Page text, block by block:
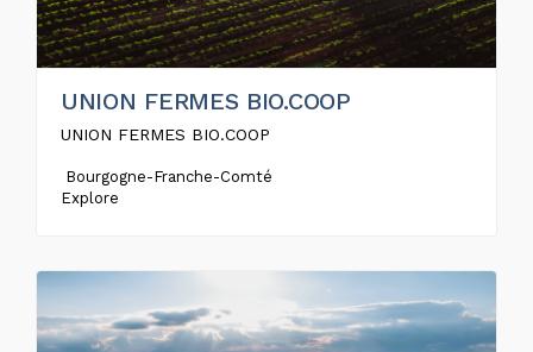
UNION FERMES BIO.COOP
UNION FERMES BIO.COOP
Bourgogne-Franche-Comté
Explore